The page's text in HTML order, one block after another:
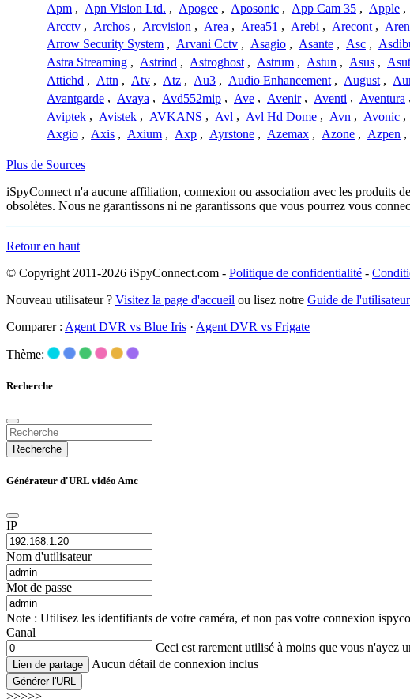
Apm , Apn Vision Ltd. , Apogee , Aposonic , App Cam 35 , Apple ,
Arcctv , Archos , Arcvision , Area , Area51 , Arebi , Arecont ,
Arrow Security System , Arvani Cctv , Asagio , Asante , Asc ,
Astra Streaming , Astrind , Astroghost , Astrum , Astun , Asus ,
Attichd , Attn , Atv , Atz , Au3 , Audio Enhancement , August ,
Avantgarde , Avaya , Avd552mip , Ave , Avenir , Aventi , Aventura ,
Aviptek , Avistek , AVKANS , Avl , Avl Hd Dome , Avn , Avonic ,
Axgio , Axis , Axium , Axp , Ayrstone , Azemax , Azone , Azpen ,
Plus de Sources
iSpyConnect n'a aucune affiliation, connexion ou association avec les produits
obsolètes. Nous ne garantissons ni ne garantissons que vous pourrez vous
Retour en haut
© Copyright 2011-2026 iSpyConnect.com - Politique de confidentialité -
Nouveau utilisateur ? Visitez la page d'accueil ou lisez notre Guide de
Comparer : Agent DVR vs Blue Iris · Agent DVR vs Frigate
Thème:
Recherche
Recherche
Générateur d'URL vidéo Amc
IP
Nom d'utilisateur
Mot de passe
Note : Utilisez les identifiants de votre caméra, et non pas votre connexion
Canal
Ceci est rarement utilisé à moins que vous n'ayez
Lien de partage Aucun détail de connexion inclus
Générer l'URL
>>>>>